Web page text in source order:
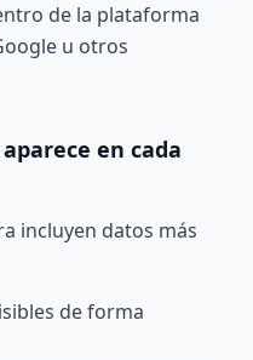
de la plataforma
u otros
en cada
incluyen datos más
de forma